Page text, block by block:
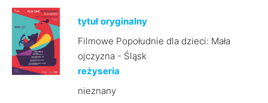
tytuł oryginalny
Filmowe Popołudnie dla dzieci: Mała
ojczyzna - Śląsk
reżyseria
nieznany